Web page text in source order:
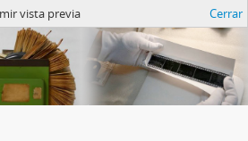
vista previa Cerrar